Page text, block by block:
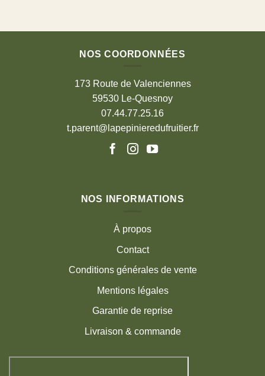
NOS COORDONNÉES
173 Route de Valenciennes
59530 Le-Quesnoy
07.44.77.25.16
t.parent@lapepinieredufruitier.fr
NOS INFORMATIONS
À propos
Contact
Conditions générales de vente
Mentions légales
Garantie de reprise
Livraison & commande